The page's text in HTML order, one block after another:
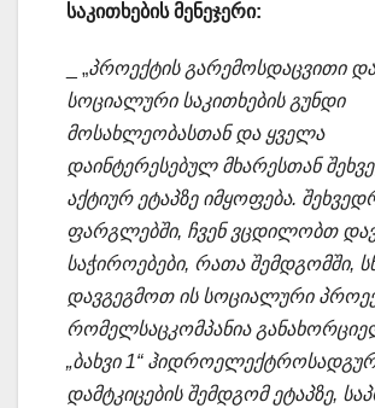
საკითხების მენეჯერი:
_ „პროექტის გარემოსდაცვითი და
სოციალური საკითხების გუნდი
მოსახლეობასთან და ყველა
დაინტერესებულ მხარესთან
აქტიურ ეტაპზე იმყოფება.
ფარგლებში, ჩვენ ვცდილობთ
საჭიროებები, რათა შემდგომში,
დავგეგმოთ ის სოციალური
რომელსაცკომპანია
„ბახვი 1“
დამტკიცების შემდგომ ეტაპზე,